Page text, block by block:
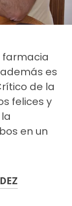
farmacia
es
de la
felices y
en un